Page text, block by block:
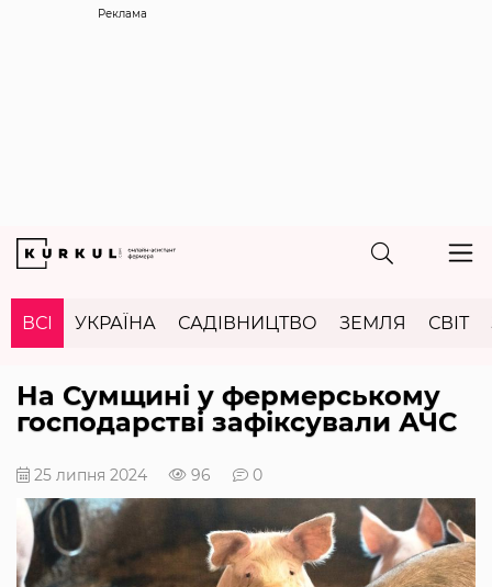
Реклама
ВСІ УКРАЇНА САДІВНИЦТВО ЗЕМЛЯ СВІТ
На Сумщині у фермерському
господарстві зафіксували АЧС
25 липня 2024 96 0